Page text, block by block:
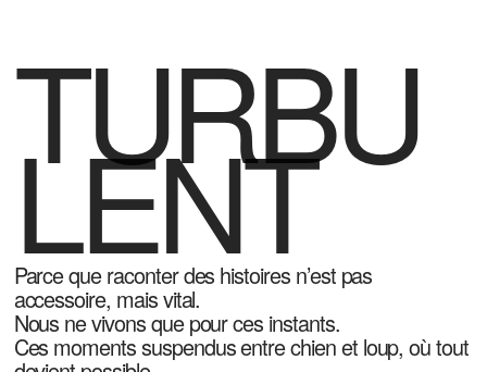
TURBU
LENT
Parce que raconter des histoires n’est pas
accessoire, mais vital.
Nous ne vivons que pour ces instants.
Ces moments suspendus entre chien et loup, où tout